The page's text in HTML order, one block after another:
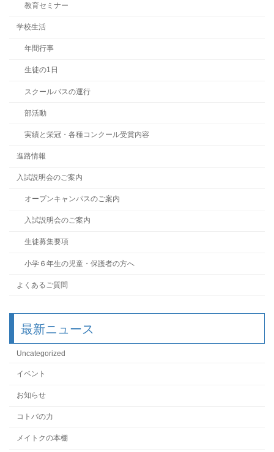
教育セミナー
学校生活
年間行事
生徒の1日
スクールバスの運行
部活動
実績と栄冠・各種コンクール受賞内容
進路情報
入試説明会のご案内
オープンキャンパスのご案内
入試説明会のご案内
生徒募集要項
小学６年生の児童・保護者の方へ
よくあるご質問
最新ニュース
Uncategorized
イベント
お知らせ
コトバの力
メイトクの本棚